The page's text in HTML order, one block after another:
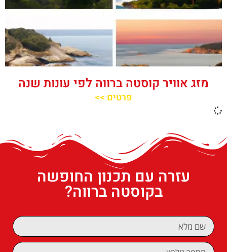
מזג אוויר קוסטה ברווה לפי עונות שנה
פרטים >>
עזרה עם תכנון החופשה
בקוסטה ברווה?